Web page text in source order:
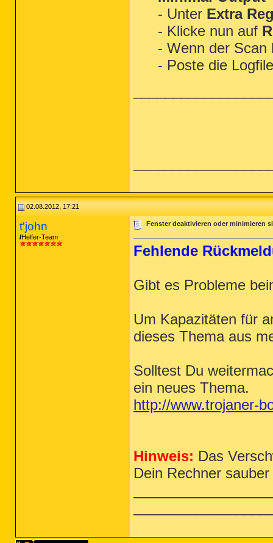
- Unter Extra
- Klicke nun auf
- Wenn der
- Poste die
02.08.2012, 17:21
t'john
Helfer-Team
Fenster deaktivieren oder minimieren
Fehlende
Gibt es Probleme
Um Kapazitäten für
dieses Thema aus
Solltest Du
ein neues Thema.
http://www.trojaner-
Hinweis: Das
Dein Rechner